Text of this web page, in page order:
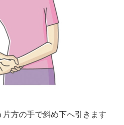
方の手で斜め下へ引きます